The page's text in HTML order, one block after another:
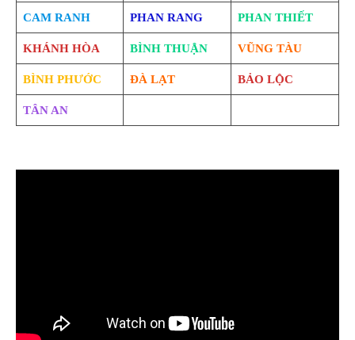
CAM RANH PHAN RANG PHAN THIẾT
KHÁNH HÒA BÌNH THUẬN VŨNG TÀU
BÌNH PHƯỚC ĐÀ LẠT BẢO LỘC
TÂN AN